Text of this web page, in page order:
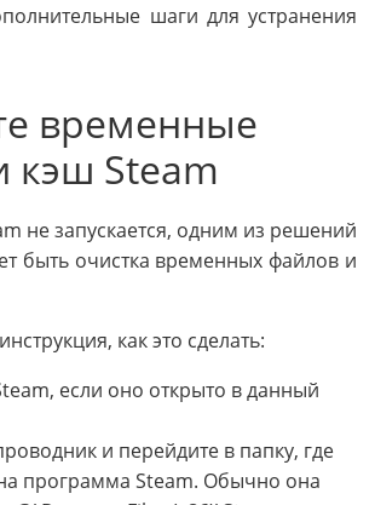
шаги для устранения
временные
кэш Steam
не запускается, одним из решений
быть очистка временных файлов и
как это сделать:
если оно открыто в данный
и перейдите в папку, где
программа Steam. Обычно она